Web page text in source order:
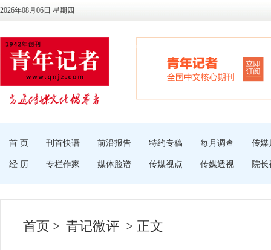
2026年08月06日 星期四
首 页 刊首快语 前沿报告 特约专稿 每月调查 传媒
经 历 专栏作家 媒体脸谱 传媒视点 传媒透视 院长
首页 > 青记微评 > 正文